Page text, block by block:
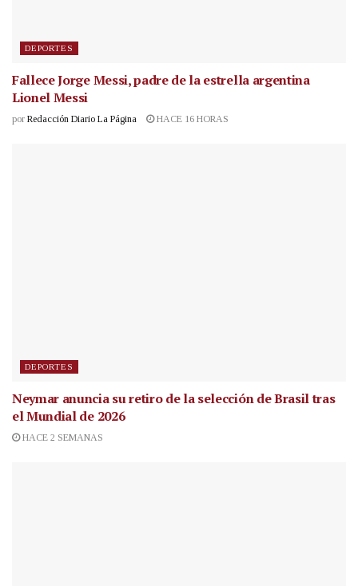
DEPORTES
Fallece Jorge Messi, padre de la estrella argentina
Lionel Messi
por Redacción Diario La Página HACE 16 HORAS
DEPORTES
Neymar anuncia su retiro de la selección de Brasil tras
el Mundial de 2026
HACE 2 SEMANAS